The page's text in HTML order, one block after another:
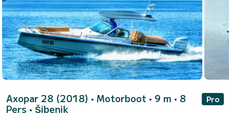
Axopar 28 (2018) • Motorboot • 9 m • 8
Pers • Šibenik
Pro